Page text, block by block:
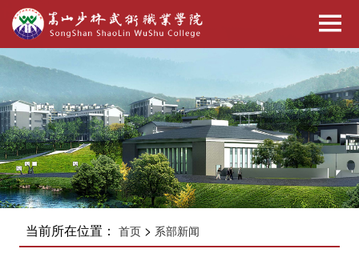
当前所在位置： 首页> 系部新闻